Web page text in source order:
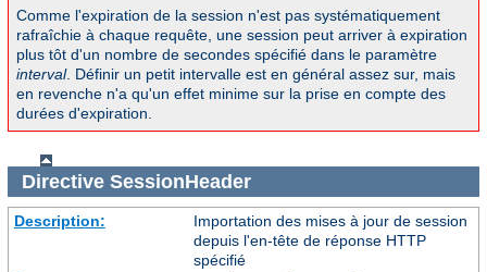
Comme l'expiration de la session n'est pas systématiquement
rafraîchie à chaque requête, une session peut arriver à expiration
plus tôt d'un nombre de secondes spécifié dans le paramètre
interval. Définir un petit intervalle est en général assez sur, mais
en revenche n'a qu'un effet minime sur la prise en compte des
durées d'expiration.
Directive SessionHeader
Description:
Importation des mises à jour de session
depuis l'en-tête de réponse HTTP
spécifié